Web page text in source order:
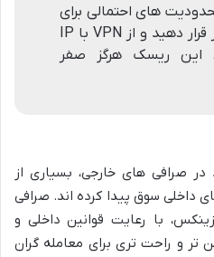
های احتمالی برای
کاربران ایرانی را مد نظر قرار دهید و از VPN با IP
این ریسک هرگز صفر
صرافی های خارجی، بسیاری از
داخلی سوق پیدا کرده اند. صرافی
با رعایت قوانین داخلی و
تر و راحت تری برای معامله گران